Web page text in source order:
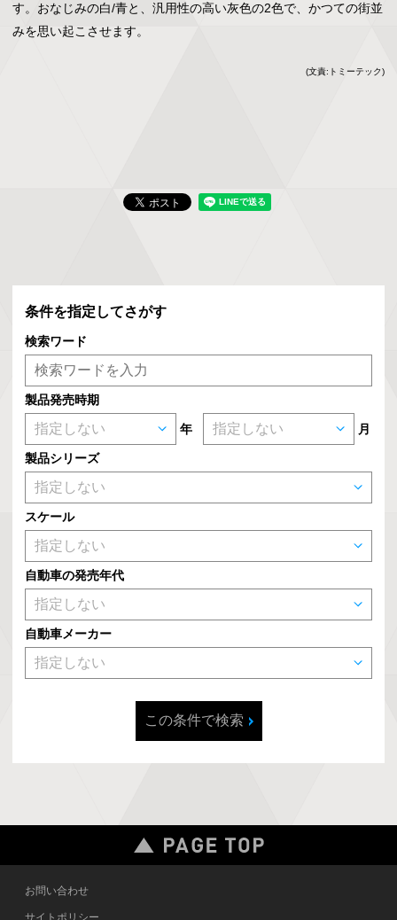
す。おなじみの白/青と、汎用性の高い灰色の2色で、かつての街並
みを思い起こさせます。
(文責:トミーテック)
条件を指定してさがす
検索ワード
製品発売時期
年 月
製品シリーズ
スケール
自動車の発売年代
自動車メーカー
この条件で検索
お問い合わせ
サイトポリシー